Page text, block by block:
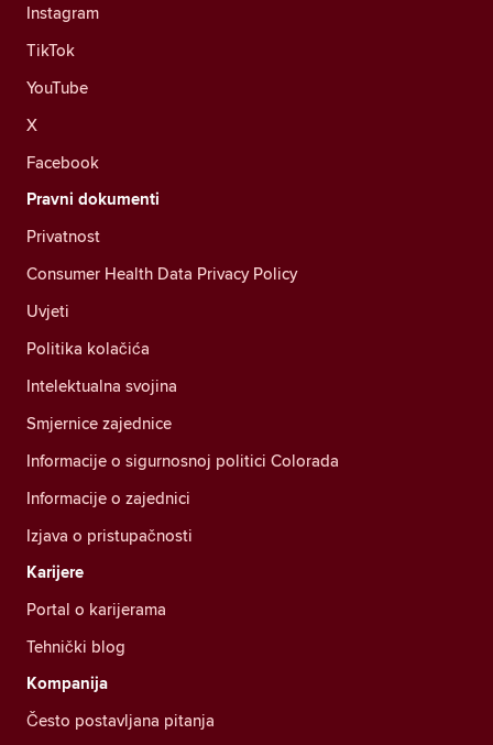
Instagram
TikTok
YouTube
X
Facebook
Pravni dokumenti
Privatnost
Consumer Health Data Privacy Policy
Uvjeti
Politika kolačića
Intelektualna svojina
Smjernice zajednice
Informacije o sigurnosnoj politici Colorada
Informacije o zajednici
Izjava o pristupačnosti
Karijere
Portal o karijerama
Tehnički blog
Kompanija
Često postavljana pitanja